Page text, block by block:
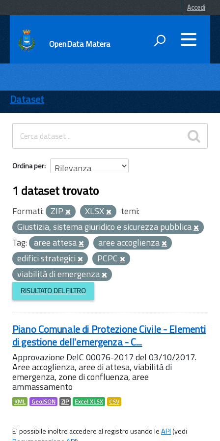
Accedi
OpenData Matera
ENTI
TEMI
INFORMAZIONI
Dataset
Ordina per
1 dataset trovato
Formati: ZIP XLSX
temi:
Giustizia, sistema giuridico e sicurezza pubblica
Tag: aree attesa
aree accoglienza
edifici strategici
PCPC
viabilità di emergenza
RISULTATO DEL FILTRO
Piano Comunale di Protezione Civile - Elementi
di gestione dell'emergenza - C...
Approvazione DelC 00076-2017 del 03/10/2017.
Aree accoglienza, aree di attesa, viabilità di
emergenza, zone di confluenza, aree
ammassamento
KML GeoJSON ZIP Excel XLSX CSV
E' possibile inoltre accedere al registro usando leAPI(vedi